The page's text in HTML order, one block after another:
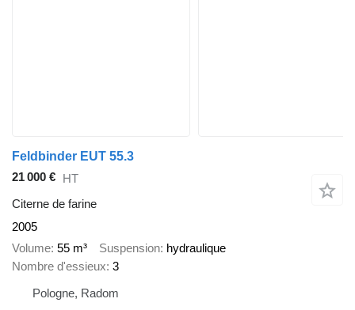
Feldbinder EUT 55.3
21 000 € HT
Citerne de farine
2005
Volume 55 m³ Suspension hydraulique
Nombre d'essieux 3
Pologne, Radom